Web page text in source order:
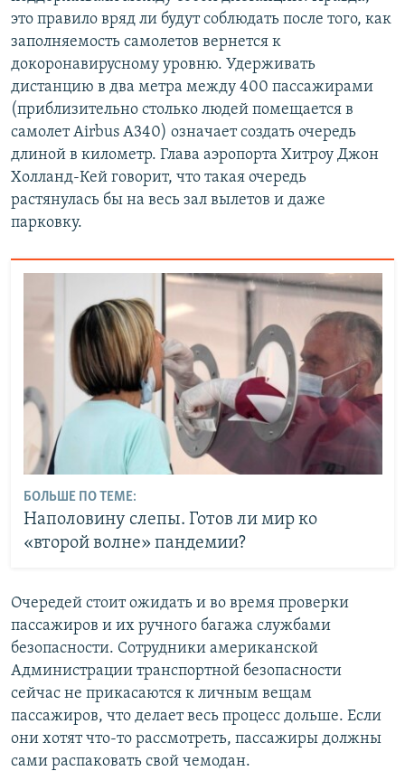
это правило вряд ли будут соблюдать после того, как
заполняемость самолетов вернется к
докоронавирусному уровню. Удерживать
дистанцию в два метра между 400 пассажирами
(приблизительно столько людей помещается в
самолет Airbus A340) означает создать очередь
длиной в километр. Глава аэропорта Хитроу Джон
Холланд-Кей говорит, что такая очередь
растянулась бы на весь зал вылетов и даже
парковку.
БОЛЬШЕ ПО ТЕМЕ:
Наполовину слепы. Готов ли мир ко
«второй волне» пандемии?
Очередей стоит ожидать и во время проверки
пассажиров и их ручного багажа службами
безопасности. Сотрудники американской
Администрации транспортной безопасности
сейчас не прикасаются к личным вещам
пассажиров, что делает весь процесс дольше. Если
они хотят что-то рассмотреть, пассажиры должны
сами распаковать свой чемодан.